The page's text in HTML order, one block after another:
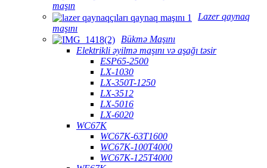
maşın
Lazer qaynaq
maşını
Bükmə Maşını
Elektrikli əyilmə maşını və aşağı təsir
ESP65-2500
LX-1030
LX-350T-1250
LX-3512
LX-5016
LX-6020
WC67K
WC67K-63T1600
WC67K-100T4000
WC67K-125T4000